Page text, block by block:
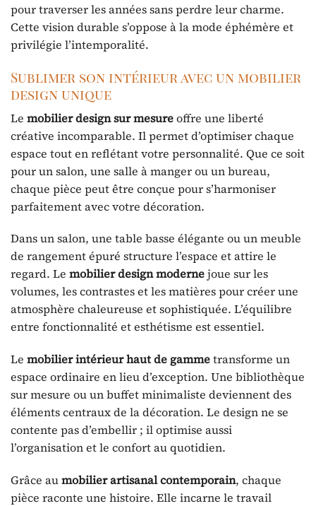
pour traverser les années sans perdre leur charme.
Cette vision durable s’oppose à la mode éphémère et
privilégie l’intemporalité.
Sublimer son intérieur avec un mobilier
design unique
Le mobilier design sur mesureoffre une liberté
créative incomparable. Il permet d’optimiser chaque
espace tout en reflétant votre personnalité. Que ce soit
pour un salon, une salle à manger ou un bureau,
chaque pièce peut être conçue pour s’harmoniser
parfaitement avec votre décoration.
Dans un salon, une table basse élégante ou un meuble
de rangement épuré structure l’espace et attire le
regard. Le mobilier design modernejoue sur les
volumes, les contrastes et les matières pour créer une
atmosphère chaleureuse et sophistiquée. L’équilibre
entre fonctionnalité et esthétisme est essentiel.
Le mobilier intérieur haut de gammetransforme un
espace ordinaire en lieu d’exception. Une bibliothèque
sur mesure ou un buffet minimaliste deviennent des
éléments centraux de la décoration. Le design ne se
contente pas d’embellir ; il optimise aussi
l’organisation et le confort au quotidien.
Grâce aumobilier artisanal contemporain, chaque
pièce raconte une histoire. Elle incarne le travail